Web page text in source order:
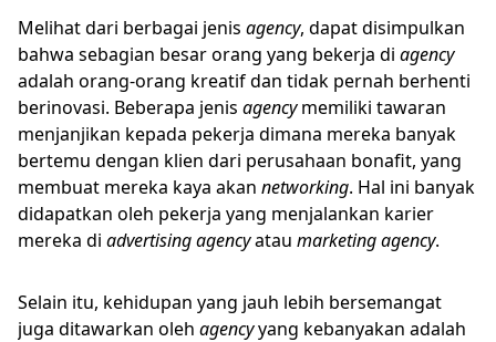
Melihat dari berbagai jenis agency, dapat disimpulkan
bahwa sebagian besar orang yang bekerja di agency
adalah orang-orang kreatif dan tidak pernah berhenti
berinovasi. Beberapa jenis agencymemiliki tawaran
menjanjikan kepada pekerja dimana mereka banyak
bertemu dengan klien dari perusahaan bonafit, yang
membuat mereka kaya akan networking. Hal ini banyak
didapatkan oleh pekerja yang menjalankan karier
mereka di advertising agencyatau marketing agency.
Selain itu, kehidupan yang jauh lebih bersemangat
juga ditawarkan oleh agencyyang kebanyakan adalah